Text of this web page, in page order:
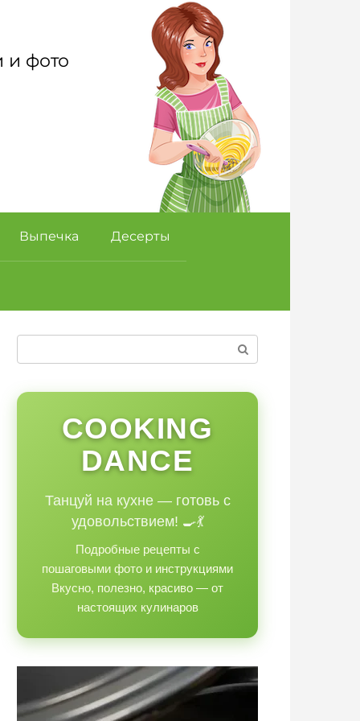
и фото
Выпечка Десерты
COOKING
DANCE
Танцуй на кухне — готовь с
удовольствием! 🍳💃
Подробные рецепты с
пошаговыми фото и инструкциями
Вкусно, полезно, красиво — от
настоящих кулинаров